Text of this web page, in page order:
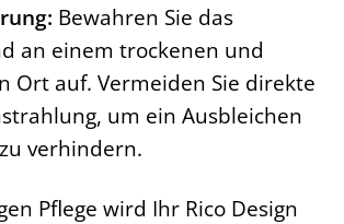
Bewahren Sie das
an einem trockenen und
Ort auf. Vermeiden Sie direkte
um ein Ausbleichen
verhindern.
Pflege wird Ihr Rico Design